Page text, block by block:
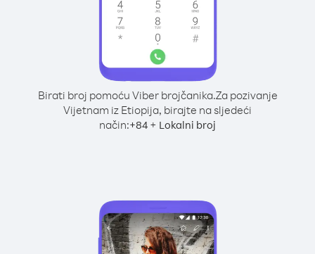
Birati broj pomoću Viber brojčanika.Za pozivanje
Vijetnam iz Etiopija, birajte na sljedeći
način:+84 + Lokalni broj